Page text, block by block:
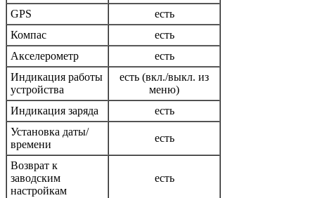
GPS
есть
Компас
есть
Акселерометр
есть
Индикация работы
устройства
есть (вкл./выкл. из
меню)
Индикация заряда
есть
Установка даты/
времени
есть
Возврат к
заводским
настройкам
есть